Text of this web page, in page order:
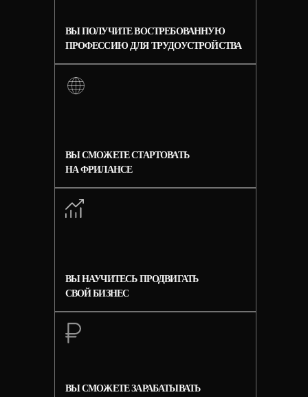
ВЫ ПОЛУЧИТЕВОСТРЕБОВАННУЮ
ПРОФЕССИЮДЛЯ ТРУДОУСТРОЙСТВА
ВЫ СМОЖЕТЕСТАРТОВАТЬ
НА ФРИЛАНСЕ
ВЫ НАУЧИТЕСЬ ПРОДВИГАТЬ
СВОЙ БИЗНЕС
ВЫ СМОЖЕТЕЗАРАБАТЫВАТЬ